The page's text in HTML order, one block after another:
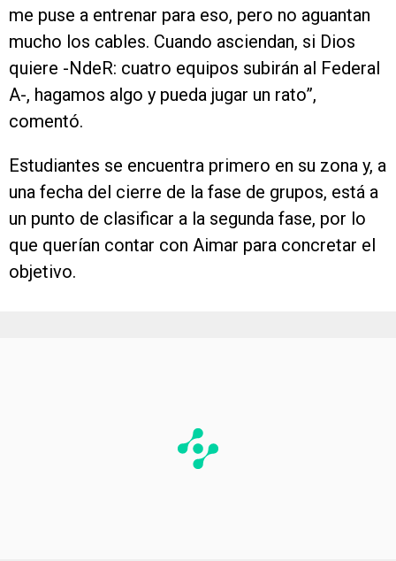
me puse a entrenar para eso, pero no aguantan
mucho los cables. Cuando asciendan, si Dios
quiere -NdeR: cuatro equipos subirán al Federal
A-, hagamos algo y pueda jugar un rato”,
comentó.
Estudiantes se encuentra primero en su zona y, a
una fecha del cierre de la fase de grupos, está a
un punto de clasificar a la segunda fase, por lo
que querían contar con Aimar para concretar el
objetivo.